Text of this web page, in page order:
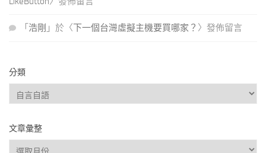
「 浩剛 」於〈下一個台灣虛擬主機要買哪家？ 〉發佈留言
分類
類
文章彙整
文